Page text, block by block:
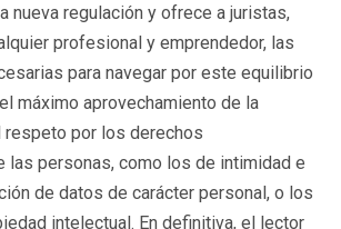
nueva regulación y ofrece a juristas,
profesional y emprendedor, las
para navegar por este equilibrio
máximo aprovechamiento de la
por los derechos
las personas, como los de intimidad e
de datos de carácter personal, o los
intelectual. En definitiva, el lector